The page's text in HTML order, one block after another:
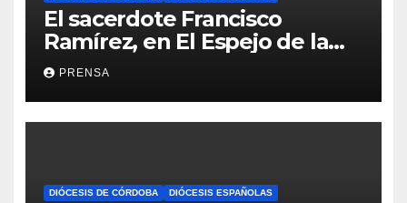
El sacerdote Francisco
Ramírez, en El Espejo de la
Iglesia
PRENSA
DIÓCESIS DE CÓRDOBA DIÓCESIS ESPAÑOLAS